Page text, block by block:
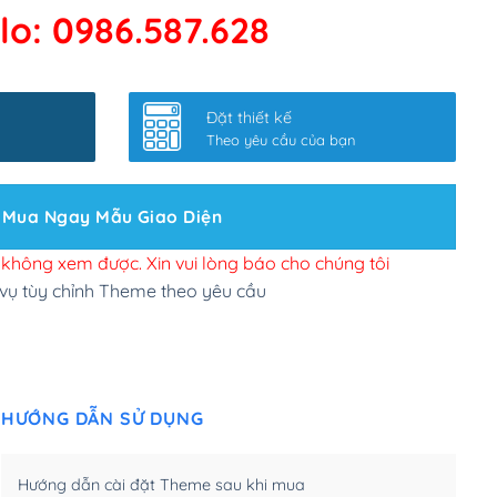
kết google, cập nhật sitemap(+50,000₫)
slider chính (+200,000₫)
site Wordpress(+100,000₫)
đăng web(+300,000₫)
tuỳ chọn (+2,000,000₫)
(+450,000₫)
0986.587.628
Đặt thiết kế
Theo yêu cầu của bạn
Mua Ngay Mẫu Giao Diện
xem được. Xin vui lòng báo cho chúng tôi
tùy chỉnh Theme theo yêu cầu
HƯỚNG DẪN SỬ DỤNG
Hướng dẫn cài đặt Theme sau khi mua